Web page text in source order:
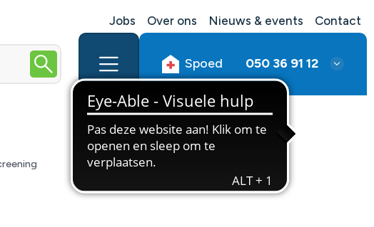
Jobs Over ons Nieuws & events Contact
Spoed 050 36 91 12